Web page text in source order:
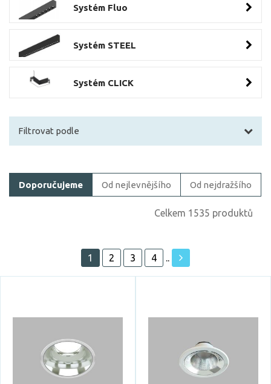
Systém Fluo
Systém STEEL
Systém CLICK
Filtrovat podle
Cena
Doporučujeme Od nejlevnějšího Od nejdražšího
Celkem 1535 produktů
1 2 3 4 ..